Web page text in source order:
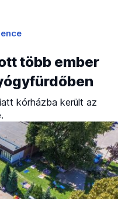
több ember
kórházba került az